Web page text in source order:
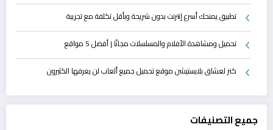
تطبيق يمنحك أسرع إنترنت بدون شريحة وبأقل تكلفة مع تجريبة
تحميل ومشاهدة الأفلام والمسلسلات مجانًا | أفضل 5 مواقع
كنز لعشاق بلايستيشن موقع تحميل جميع ألعاب لن يعرفها الكثيرون
جميع التصنيفات